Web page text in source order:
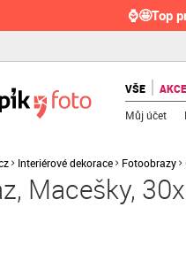
⌚🤩Top
VŠE AKCE
Můj účet
Interiérové dekorace Fotoobrazy
Macešky,